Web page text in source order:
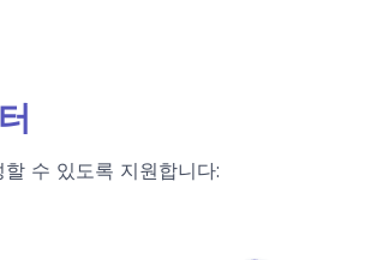
수 있도록 지원합니다: